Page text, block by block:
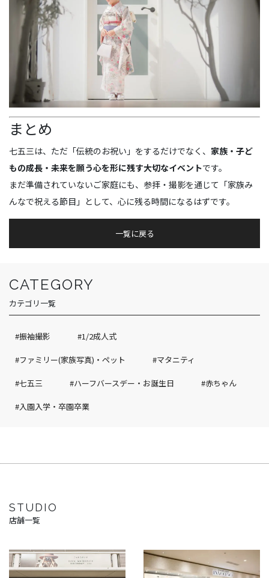
まとめ
七五三は、ただ「伝統のお祝い」をするだけでなく、 家族・子ど
もの成長・未来を願う心を形に残す大切なイベントです。
まだ準備されていないご家庭にも、参拝・撮影を通じて「家族み
んなで祝える節目」として、心に残る時間になるはずです。
一覧に戻る
CATEGORY
カテゴリ一覧
#振袖撮影 #1/2成人式
#ファミリー(家族写真)・ペット #マタニティ
#七五三 #ハーフバースデー・お誕生日 #赤ちゃん
#入園入学・卒園卒業
STUDIO
店舗一覧